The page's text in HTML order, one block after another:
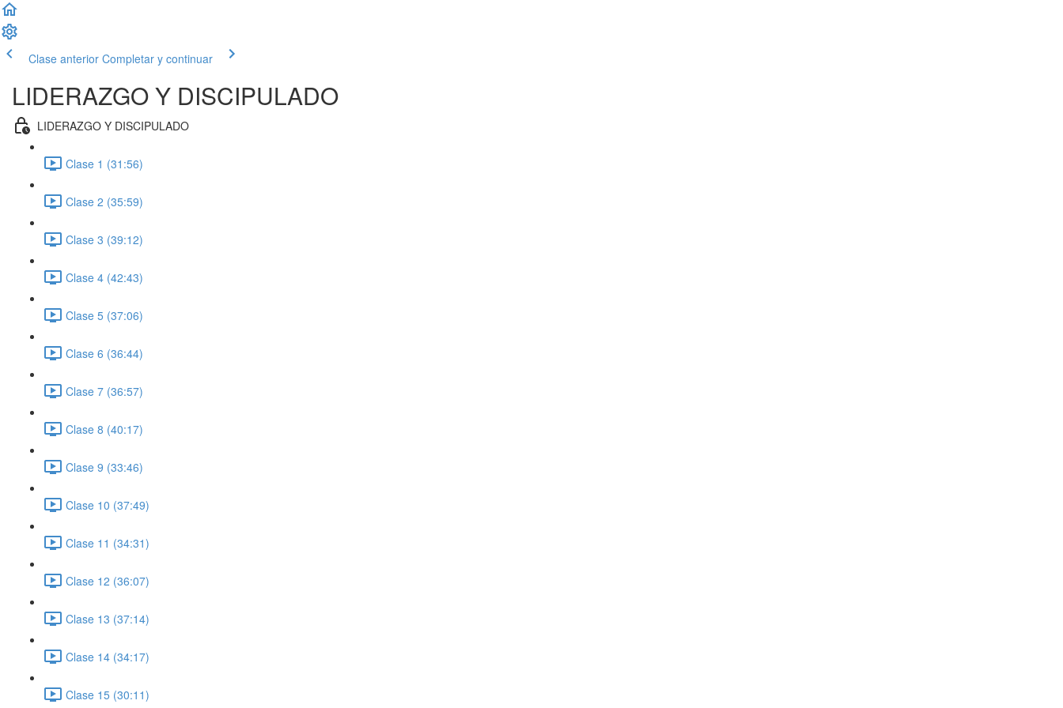
Clase anterior Completar y continuar
LIDERAZGO Y DISCIPULADO
LIDERAZGO Y DISCIPULADO
Clase 1 (31:56)
Clase 2 (35:59)
Clase 3 (39:12)
Clase 4 (42:43)
Clase 5 (37:06)
Clase 6 (36:44)
Clase 7 (36:57)
Clase 8 (40:17)
Clase 9 (33:46)
Clase 10 (37:49)
Clase 11 (34:31)
Clase 12 (36:07)
Clase 13 (37:14)
Clase 14 (34:17)
Clase 15 (30:11)